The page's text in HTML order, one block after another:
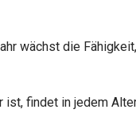
wächst die
ist, findet in jedem